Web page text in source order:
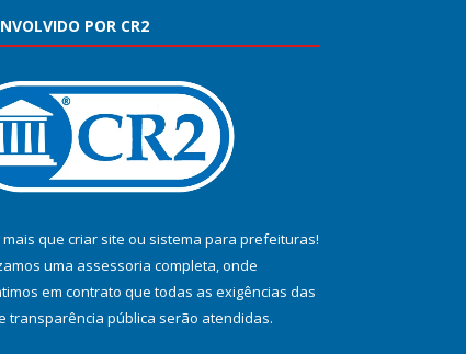
POR CR2
que criar site ou sistema para prefeituras!
uma assessoria completa, onde
em contrato que todas as exigências das
transparência pública serão atendidas.